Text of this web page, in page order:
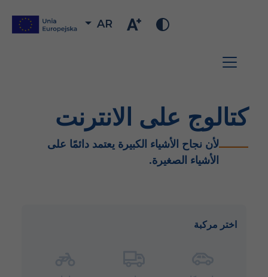
AR
كتالوج على الانترنت
لأن نجاح الأشياء الكبيرة يعتمد دائمًا على
الأشياء الصغيرة.
اختر مركبة